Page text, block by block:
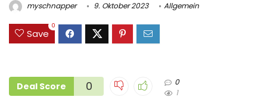
myschnapper 9. Oktober 2023 Allgemein
Save
0
Deal Score 0
0
1